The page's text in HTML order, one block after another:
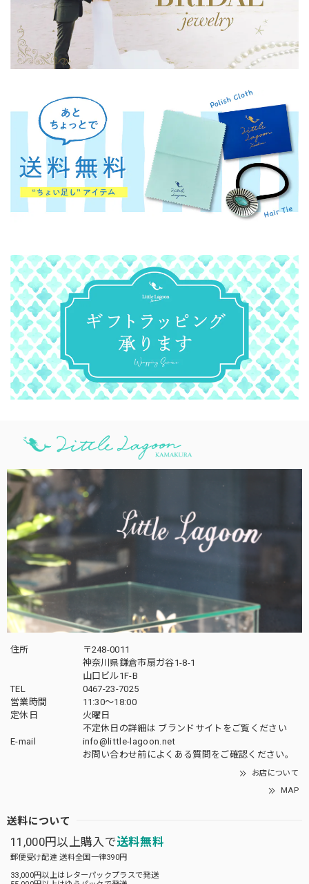
住所
〒248-0011
神奈川県鎌倉市扇ガ谷1-8-1
山口ビル1F-B
TEL
0467-23-7025
営業時間
11:30～18:00
定休日
火曜日
不定休日の詳細は ブランドサイト をご覧ください
E-mail
info@little-lagoon.net
お問い合わせ前によくある質問をご確認ください。
お店について
MAP
送料について
11,000円以上購入で送料無料
郵便受け配達 送料全国一律390円
33,000円以上はレターパックプラスで発送